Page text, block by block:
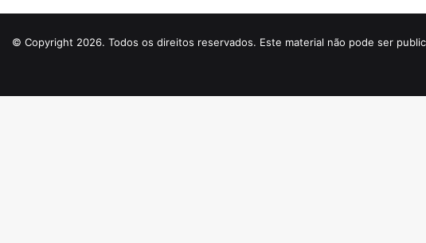
© Copyright 2026. Todos os direitos reservados. Este material não pode ser